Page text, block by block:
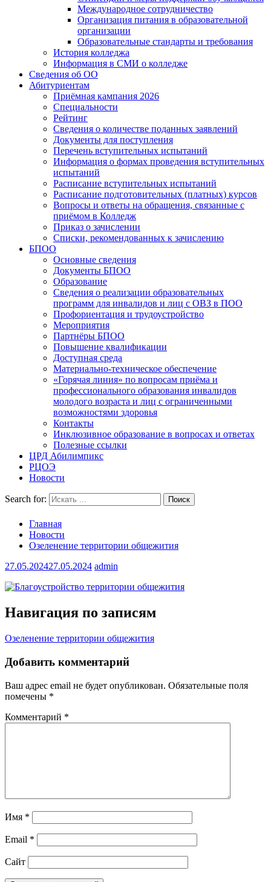
Международное сотрудничество
Организация питания в образовательной
организации
Образовательные стандарты и требования
История колледжа
Информация в СМИ о колледже
Сведения об ОО
Абитуриентам
Приёмная кампания 2026
Специальности
Рейтинг
Сведения о количестве поданных заявлений
Документы для поступления
Перечень вступительных испытаний
Информация о формах проведения вступительных
испытаний
Расписание вступительных испытаний
Расписание подготовительных (платных) курсов
Вопросы и ответы на обращения, связанные с
приёмом в Колледж
Приказ о зачислении
Списки, рекомендованных к зачислению
БПОО
Основные сведения
Документы БПОО
Образование
Сведения о реализации образовательных
программ для инвалидов и лиц с ОВЗ в ПОО
Профориентация и трудоустройство
Мероприятия
Партнёры БПОО
Повышение квалификации
Доступная среда
Материально-техническое обеспечение
«Горячая линия» по вопросам приёма и
профессионального образования инвалидов
молодого возраста и лиц с ограниченными
возможностями здоровья
Контакты
Инклюзивное образование в вопросах и ответах
Полезные ссылки
ЦРД Абилимпикс
РЦОЭ
Новости
Search for:
Главная
Новости
Озеленение территории общежития
27.05.202427.05.2024 admin
Навигация по записям
Озеленение территории общежития
Добавить комментарий
Ваш адрес email не будет опубликован. Обязательные поля
помечены *
Комментарий *
Имя *
Email *
Сайт